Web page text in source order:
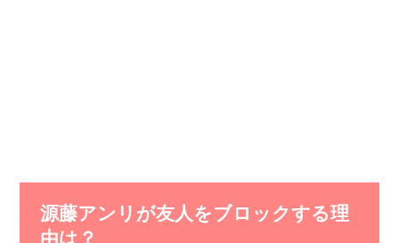
源藤アンリが友人をブロックする理
由は？